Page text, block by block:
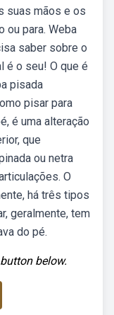
suas mãos e os
ou para. Weba
saber sobre o
é o seu! O que é
pisada
pisar para
é uma alteração
que
ou netra
O
há três tipos
geralmente, tem
do pé.
below.